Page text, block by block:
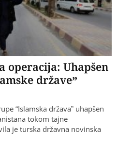
operacija: Uhapšen
države”
“Islamska država” uhapšen
tokom tajne
je turska državna novinska